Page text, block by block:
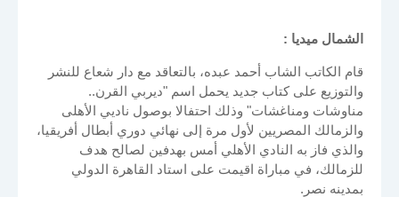
الشمال ميديا :
قام الكاتب الشاب أحمد عبده، بالتعاقد مع دار شعاع للنشر
والتوزيع على كتاب جديد يحمل اسم "ديربي القرن..
مناوشات ومناغشات" وذلك احتفالا بوصول ناديي الأهلى
والزمالك المصريين لأول مرة إلى نهائي دوري أبطال أفريقيا،
والذي فاز به النادي الأهلي أمس بهدفين لصالح هدف
للزمالك، في مباراة اقيمت على استاد القاهرة الدولي
بمدينه نصر.